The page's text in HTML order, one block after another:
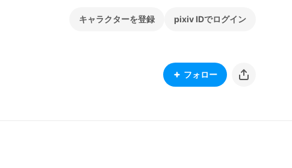
キャラクターを登録 pixiv IDでログイン
フォロー